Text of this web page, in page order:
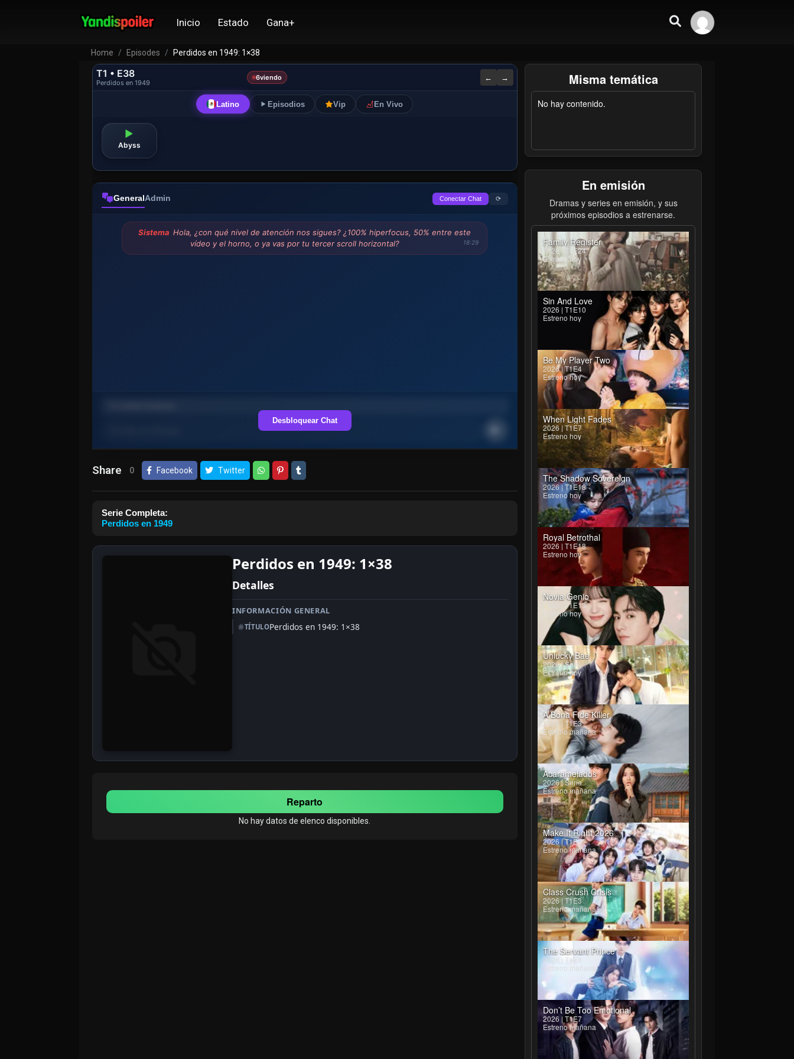
Inicio Estado Gana+
Home Episodes Perdidos en 1949: 1×38
T1 • E38
Perdidos en 1949
6viendo ← →
Latino Episodios Vip En Vivo
▶
Abyss
GeneralAdmin Conectar Chat ⟳
Sistema Hola, ¿con qué nivel de atención nos sigues? ¿100% hiperfocus, 50% entre este
vídeo y el horno, o ya vas por tu tercer scroll horizontal?
18:29
Desbloquear Chat
Share 0 Facebook Twitter
Serie Completa:
Perdidos en 1949
Perdidos en 1949: 1×38
Detalles
INFORMACIÓN GENERAL
TÍTULOPerdidos en 1949: 1×38
Reparto
No hay datos de elenco disponibles.
Misma temática
No hay contenido.
En emisión
Dramas y series en emisión, y sus
próximos episodios a estrenarse.
Family Register
2026 | T1E24
Estreno hoy
Sin And Love
2026 | T1E10
Estreno hoy
Be My Player Two
2026 | T1E4
Estreno hoy
When Light Fades
2026 | T1E7
Estreno hoy
The Shadow Sovereign
2026 | T1E18
Estreno hoy
Royal Betrothal
2026 | T1E18
Estreno hoy
Novia Genio
2026 | T1E13
Estreno hoy
Unlucky Bae
2026 | Serie
Estreno hoy
A Bona Fide Killer
2026 | T1E3
Estreno mañana
Acaramelados
2026 | Serie
Estreno mañana
Make It Right 2026
2026 | T1E4
Estreno mañana
Class Crush Crisis
2026 | T1E3
Estreno mañana
The Servant Prince
2026 | T1E6
Estreno mañana
Don’t Be Too Emotional
2026 | T1E7
Estreno mañana